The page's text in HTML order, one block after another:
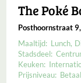
The Poké
Posthoornstraat
Maaltijd: Lunch
Stadsdeel:
Keuken:
Prijsniveau: